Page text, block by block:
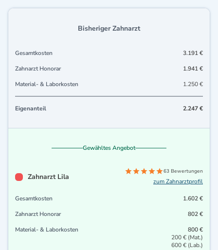
Bisheriger Zahnarzt
Gesamtkosten
3.191 €
Zahnarzt Honorar
1.941 €
Material- & Laborkosten
1.250 €
Eigenanteil 2.247 €
Gewähltes Angebot
Zahnarzt Lila
63 Bewertungen
zum Zahnarztprofil
Gesamtkosten
1.602 €
Zahnarzt Honorar
802 €
Material- & Laborkosten
800 €
200 € (Mat.)
600 € (Lab.)